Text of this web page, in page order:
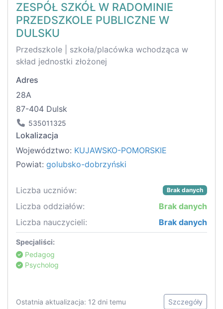
ZESPÓŁ SZKÓŁ W RADOMINIE
PRZEDSZKOLE PUBLICZNE W
DULSKU
Przedszkole | szkoła/placówka wchodząca w
skład jednostki złożonej
Adres
28A
87-404 Dulsk
535011325
Lokalizacja
Województwo: KUJAWSKO-POMORSKIE
Powiat: golubsko-dobrzyński
Liczba uczniów: Brak danych
Liczba oddziałów:
Brak danych
Liczba nauczycieli:
Brak danych
Specjaliści:
Pedagog
Psycholog
Ostatnia aktualizacja: 12 dni temu Szczegóły